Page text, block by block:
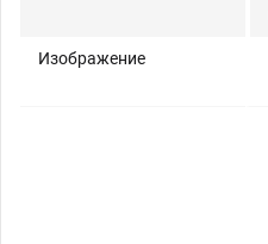
Изображение